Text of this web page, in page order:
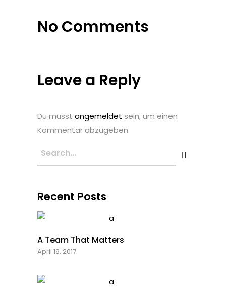
No Comments
Leave a Reply
Du musst angemeldet sein, um einen
Kommentar abzugeben.
Recent Posts
A Team That Matters
April 19, 2017